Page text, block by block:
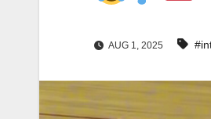
AUG 1, 2025